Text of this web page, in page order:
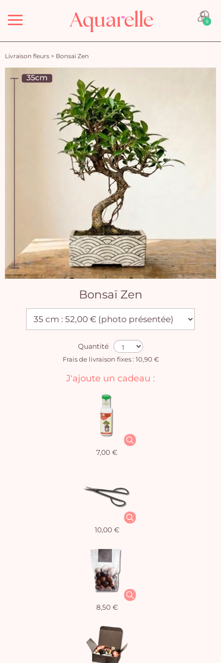
Menu 0
Livraison fleurs > Bonsaï Zen
Bonsaï Zen
Quantité
Frais de livraison fixes : 10,90 €
J'ajoute un cadeau :
7,00 €
10,00 €
8,50 €